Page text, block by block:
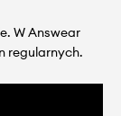
W Answear
regularnych.